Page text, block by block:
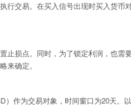
行交易。在买入信号出现时买入货币
止损点。同时，为了锁定利润，也需
来确定。
）作为交易对象，时间窗口为20天。